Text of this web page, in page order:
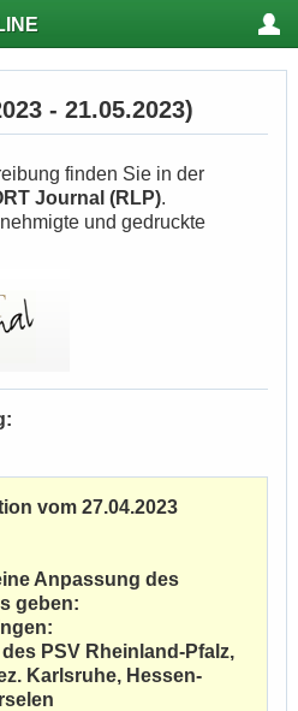
- 21.05.2023)
finden Sie in der
Journal (RLP).
und gedruckte
vom 27.04.2023
Anpassung des
geben:
PSV Rheinland-Pfalz,
Karlsruhe, Hessen-